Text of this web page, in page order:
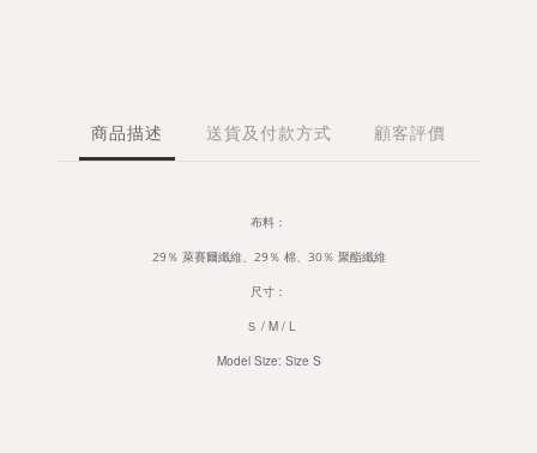
商品描述 送貨及付款方式 顧客評價
布料：
29％ 萊賽爾纖維、29％ 棉、30％ 聚酯纖維
尺寸：
Ｓ / M / L
Model Size: Size S